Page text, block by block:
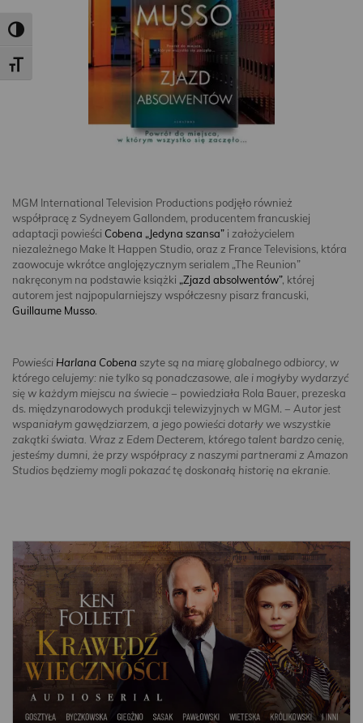
Toggle High Contrast
Toggle Font size
MGM International Television Productions podjęło również
współpracę z Sydneyem Gallondem, producentem francuskiej
adaptacji powieści Cobena „Jedyna szansa” i założycielem
niezależnego Make It Happen Studio, oraz z France Televisions, która
zaowocuje wkrótce anglojęzycznym serialem „The Reunion”
nakręconym na podstawie książki „Zjazd absolwentów”, której
autorem jest najpopularniejszy współczesny pisarz francuski,
Guillaume Musso.
Powieści Harlana Cobena szyte są na miarę globalnego odbiorcy, w
którego celujemy: nie tylko są ponadczasowe, ale i mogłyby wydarzyć
się w każdym miejscu na świecie − powiedziała Rola Bauer, prezeska
ds. międzynarodowych produkcji telewizyjnych w MGM. − Autor jest
wspaniałym gawędziarzem, a jego powieści dotarły we wszystkie
zakątki świata. Wraz z Edem Decterem, którego talent bardzo cenię,
jesteśmy dumni, że przy współpracy z naszymi partnerami z Amazon
Studios będziemy mogli pokazać tę doskonałą historię na ekranie.